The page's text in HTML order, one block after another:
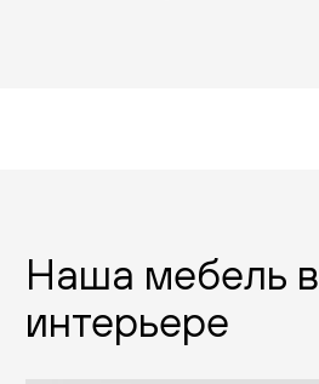
Наша мебель в
интерьере